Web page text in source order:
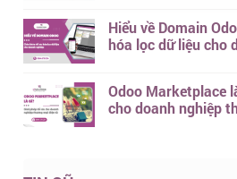
Hiểu về Domain
hóa lọc dữ liệu cho
Odoo Marketplace
cho doanh nghiệp